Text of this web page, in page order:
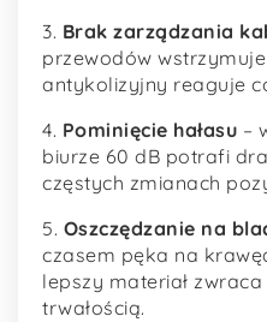
3. Brak zarządzania
przewodów
antykolizyjny reaguje
4. Pominięcie hałasu –
biurze 60 dB potrafi
częstych zmianach
5. Oszczędzanie na
czasem pęka na
lepszy materiał
trwałością.